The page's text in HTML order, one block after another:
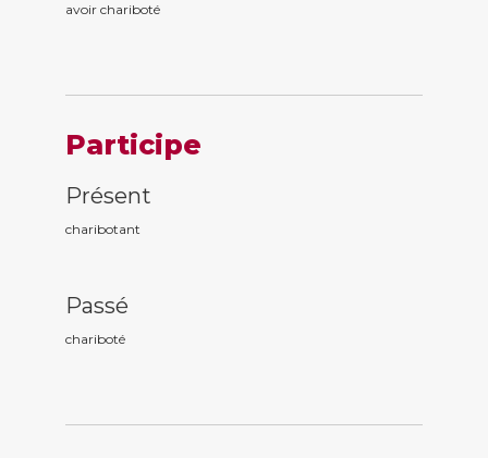
avoir chariboté
Participe
Présent
charibotant
Passé
chariboté